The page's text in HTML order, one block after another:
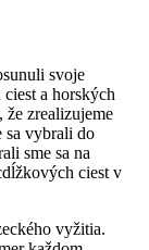
svoje
a horských
zrealizujeme
sa vybrali do
sme sa na
ciest v
vyžitia.